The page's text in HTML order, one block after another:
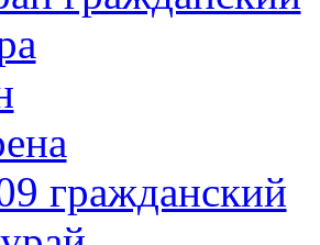
гражданский